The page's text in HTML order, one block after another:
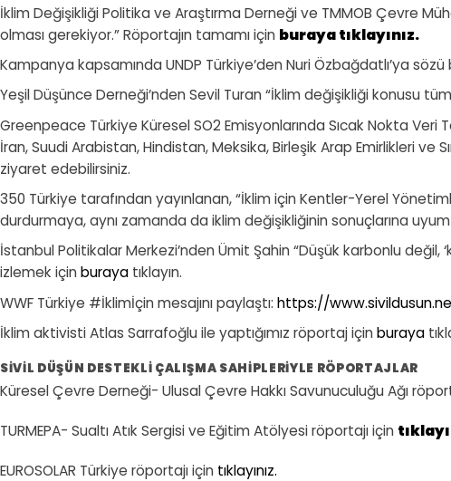
İklim Değişikliği Politika ve Araştırma Derneği ve TMMOB Çevre
olması gerekiyor.” Röportajın tamamı için buraya tıklayınız.
Kampanya kapsamında UNDP Türkiye’den Nuri Özbağdatlı’ya sözü
Yeşil Düşünce Derneği’nden Sevil Turan “İklim değişikliği konusu
Greenpeace Türkiye Küresel SO2 Emisyonlarında Sıcak Nokta Veri
İran, Suudi Arabistan, Hindistan, Meksika, Birleşik Arap Emirlikleri ve
ziyaret edebilirsiniz.
350 Türkiye tarafından yayınlanan, “İklim için Kentler-Yerel
durdurmaya, aynı zamanda da iklim değişikliğinin sonuçlarına
İstanbul Politikalar Merkezi’nden Ümit Şahin “Düşük karbonlu
izlemek içinburaya tıklayın.
WWF Türkiye #İklimİçin mesajını paylaştı: https://
İklim aktivisti Atlas Sarrafoğlu ile yaptığımız röportaj içinburaya
SIVIL DÜŞÜN DESTEKLI ÇALIŞMA SAHIPLERIYLE RÖPORTAJLAR
Küresel Çevre Derneği- Ulusal Çevre Hakkı Savunuculuğu Ağı
TURMEPA- Sualtı Atık Sergisi ve Eğitim Atölyesi röportajı için
EUROSOLAR Türkiye röportajı için tıklayınız.